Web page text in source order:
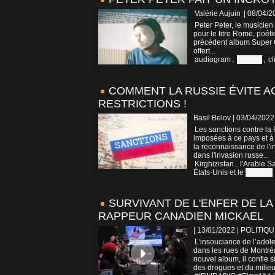
Valérie Aujuin
| 08/04/
Peter Peter, le
pour le titre Rome,
précédent album Super
offert...
audiogram , ,
COMMENT LA RUSSIE ÉVITE
RESTRICTIONS !
Basil Belov | 03/04/2022
Les sanctions contre
imposées à ce pays et
la reconnaissance de
dans l'invasion russe...
Kirghizistan , l'Arabie
États-Unis et le
SURVIVANT DE L'ENFER DE
RAPPEUR CANADIEN MICKAEL
| 13/01/2022
L’insouciance de
dans les rues de
nouvel album, il confie
des drogues et du